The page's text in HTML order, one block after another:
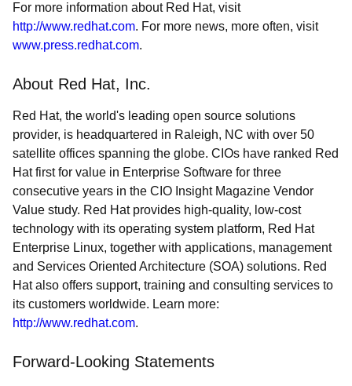
For more information about Red Hat, visit
http://www.redhat.com. For more news, more often, visit
www.press.redhat.com.
About Red Hat, Inc.
Red Hat, the world's leading open source solutions
provider, is headquartered in Raleigh, NC with over 50
satellite offices spanning the globe. CIOs have ranked Red
Hat first for value in Enterprise Software for three
consecutive years in the CIO Insight Magazine Vendor
Value study. Red Hat provides high-quality, low-cost
technology with its operating system platform, Red Hat
Enterprise Linux, together with applications, management
and Services Oriented Architecture (SOA) solutions. Red
Hat also offers support, training and consulting services to
its customers worldwide. Learn more:
http://www.redhat.com.
Forward-Looking Statements